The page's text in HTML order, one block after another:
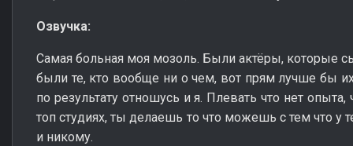
Озвучка:
Самая больная моя мозоль. Были актёры, которые
были те, кто вообще ни о чем, вот прям лучше бы
по результату отношусь и я. Плевать что нет
топ студиях, ты делаешь то что можешь с тем что у
и никому.